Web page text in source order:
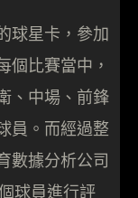
球星卡，參加
個比賽當中，
、中場、前鋒
員。而經過整
數據分析公司
球員進行評